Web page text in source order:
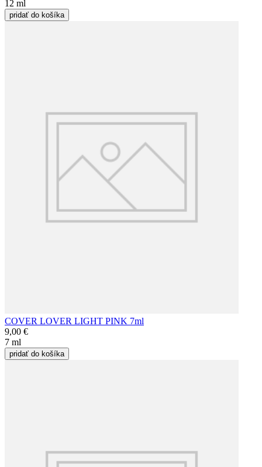
12 ml
pridať do košíka
COVER LOVER LIGHT PINK 7ml
9,00 €
7 ml
pridať do košíka